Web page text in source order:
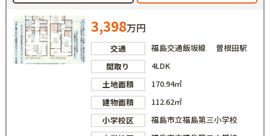
3,398万円
交通
福島交通飯坂線 曽根田駅
間取り
4LDK
土地面積
170.94㎡
建物面積
112.62㎡
小学校区
福島市立福島第三小学校